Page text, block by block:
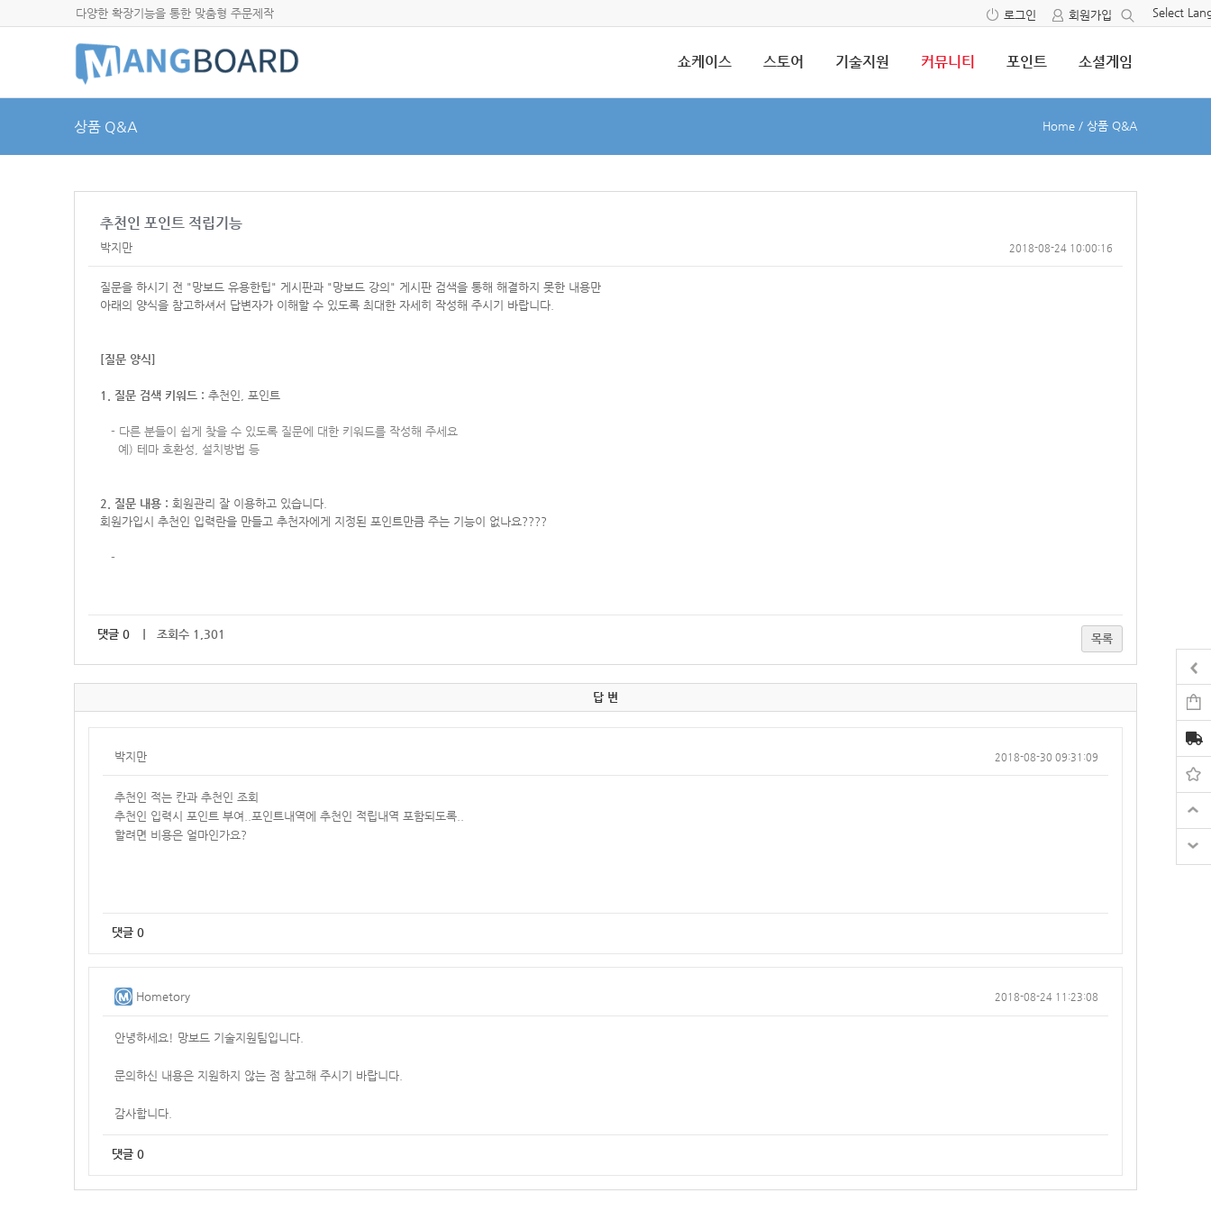
다양한 확장기능을 통한 맞춤형 주문제작 Select
로그인 회원가입
쇼케이스 스토어 기술지원 커뮤니티 포인트 소셜게임
상품 Q&A Home / 상품 Q&A
추천인 포인트 적립기능
박지만 2018-08-24 10:00:16
질문을 하시기 전 "망보드 유용한팁" 게시판과 "망보드 강의" 게시판 검색을 통해 해결하지 못한 내용만
아래의 양식을 참고하셔서 답변자가 이해할 수 있도록 최대한 자세히 작성해 주시기 바랍니다.
[질문 양식]
1. 질문 검색 키워드 : 추천인, 포인트
- 다른 분들이 쉽게 찾을 수 있도록 질문에 대한 키워드를 작성해 주세요
예) 테마 호환성, 설치방법 등
2. 질문 내용 : 회원관리 잘 이용하고 있습니다.
회원가입시 추천인 입력란을 만들고 추천자에게 지정된 포인트만큼 주는 기능이 없나요????
-
댓글 0 ｜ 조회수 1,301 목록
답 변
박지만 2018-08-30 09:31:09
추천인 적는 칸과 추천인 조회
추천인 입력시 포인트 부여..포인트내역에 추천인 적립내역 포함되도록..
할려면 비용은 얼마인가요?
댓글 0
Hometory 2018-08-24 11:23:08
안녕하세요! 망보드 기술지원팀입니다.
문의하신 내용은 지원하지 않는 점 참고해 주시기 바랍니다.
감사합니다.
댓글 0